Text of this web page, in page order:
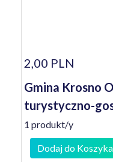
2,00 PLN
Gmina Krosno
turystyczno-
1 produkt/y
Dodaj do Koszyka